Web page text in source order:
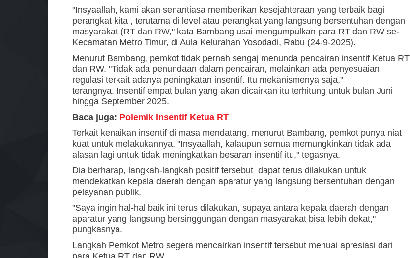
"Insyaallah, kami akan senantiasa memberikan kesejahteraan yang terbaik bagi
perangkat kita , terutama di level atau perangkat yang langsung bersentuhan dengan
masyarakat (RT dan RW," kata Bambang usai mengumpulkan para RT dan RW se-
Kecamatan Metro Timur, di Aula Kelurahan Yosodadi, Rabu (24-9-2025).
Menurut Bambang, pemkot tidak pernah sengaj menunda pencairan insentif Ketua RT
dan RW. "Tidak ada penundaan dalam pencairan, melainkan ada penyesuaian
regulasi terkait adanya peningkatan insentif. Itu mekanismenya saja,"
terangnya. Insentif empat bulan yang akan dicairkan itu terhitung untuk bulan Juni
hingga September 2025.
Baca juga: Polemik Insentif Ketua RT
Terkait kenaikan insentif di masa mendatang, menurut Bambang, pemkot punya niat
kuat untuk melakukannya. "Insyaallah, kalaupun semua memungkinkan tidak ada
alasan lagi untuk tidak meningkatkan besaran insentif itu," tegasnya.
Dia berharap, langkah-langkah positif tersebut dapat terus dilakukan untuk
mendekatkan kepala daerah dengan aparatur yang langsung bersentuhan dengan
pelayanan publik.
"Saya ingin hal-hal baik ini terus dilakukan, supaya antara kepala daerah dengan
aparatur yang langsung bersinggungan dengan masyarakat bisa lebih dekat,"
pungkasnya.
Langkah Pemkot Metro segera mencairkan insentif tersebut menuai apresiasi dari